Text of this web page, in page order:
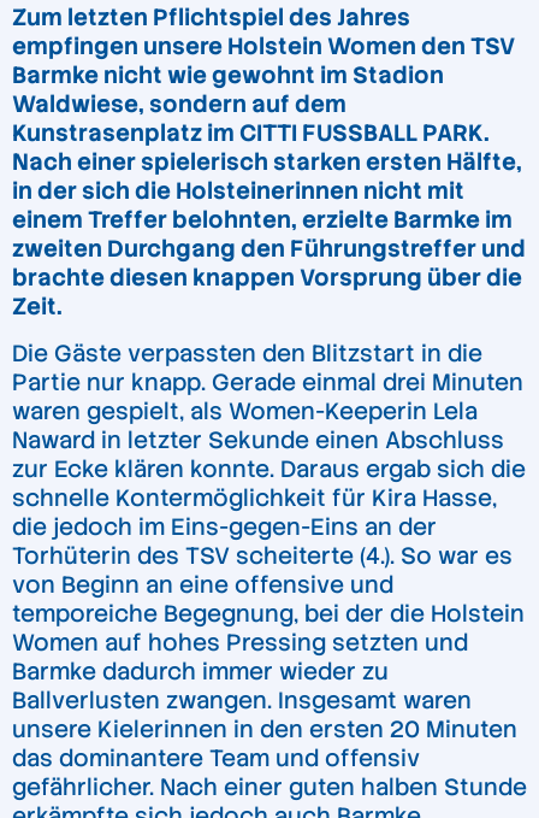
Zum letzten Pflichtspiel des Jahres
empfingen unsere Holstein Women den TSV
Barmke nicht wie gewohnt im Stadion
Waldwiese, sondern auf dem
Kunstrasenplatz im CITTI FUSSBALL PARK.
Nach einer spielerisch starken ersten Hälfte,
in der sich die Holsteinerinnen nicht mit
einem Treffer belohnten, erzielte Barmke im
zweiten Durchgang den Führungstreffer und
brachte diesen knappen Vorsprung über die
Zeit.
Die Gäste verpassten den Blitzstart in die
Partie nur knapp. Gerade einmal drei Minuten
waren gespielt, als Women-Keeperin Lela
Naward in letzter Sekunde einen Abschluss
zur Ecke klären konnte. Daraus ergab sich die
schnelle Kontermöglichkeit für Kira Hasse,
die jedoch im Eins-gegen-Eins an der
Torhüterin des TSV scheiterte (4.). So war es
von Beginn an eine offensive und
temporeiche Begegnung, bei der die Holstein
Women auf hohes Pressing setzten und
Barmke dadurch immer wieder zu
Ballverlusten zwangen. Insgesamt waren
unsere Kielerinnen in den ersten 20 Minuten
das dominantere Team und offensiv
gefährlicher. Nach einer guten halben Stunde